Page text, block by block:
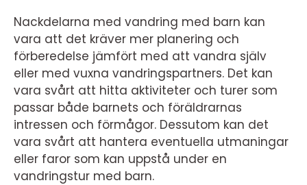
Nackdelarna med vandring med barn kan
vara att det kräver mer planering och
förberedelse jämfört med att vandra själv
eller med vuxna vandringspartners. Det kan
vara svårt att hitta aktiviteter och turer som
passar både barnets och föräldrarnas
intressen och förmågor. Dessutom kan det
vara svårt att hantera eventuella utmaningar
eller faror som kan uppstå under en
vandringstur med barn.